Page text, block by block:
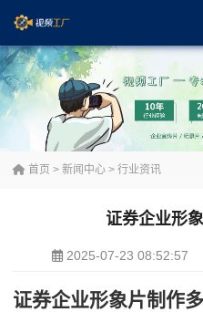
首页 > 新闻中心 > 行业资讯
证券企业形
2025-07-23 08:52:57
证券企业形象片制作多